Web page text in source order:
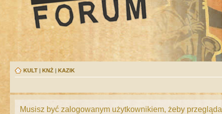
KULT | KNŻ | KAZIK
Musisz być zalogowanym użytkownikiem, żeby